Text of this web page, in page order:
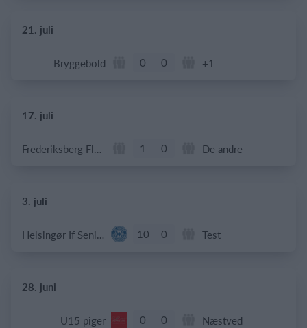
21. juli
Bryggebold 0 0 +1
17. juli
Frederiksberg Floorball Fighters 1 0 De andre
3. juli
Helsingør If Senior 10 0 Test
28. juni
U15 piger 0 0 Næstved